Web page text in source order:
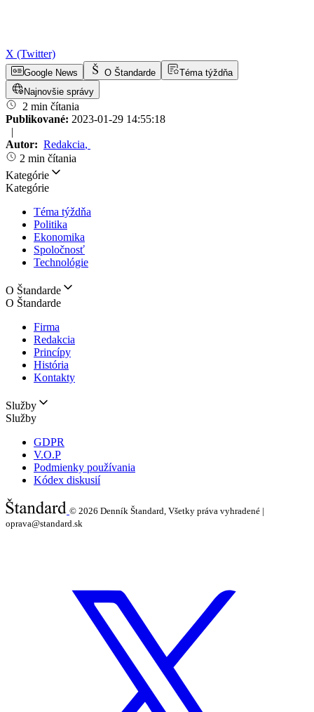
X (Twitter)
Google News O Štandarde
Téma týždňa
Najnovšie správy
2 min čítania
Publikované: 2023-01-29 14:55:18
|
Autor: Redakcia,
2 min čítania
Kategórie
Kategórie
Téma týždňa
Politika
Ekonomika
Spoločnosť
Technológie
O Štandarde
O Štandarde
Firma
Redakcia
Princípy
História
Kontakty
Služby
Služby
GDPR
V.O.P
Podmienky používania
Kódex diskusií
© 2026 Denník Štandard, Všetky práva vyhradené |
oprava@standard.sk